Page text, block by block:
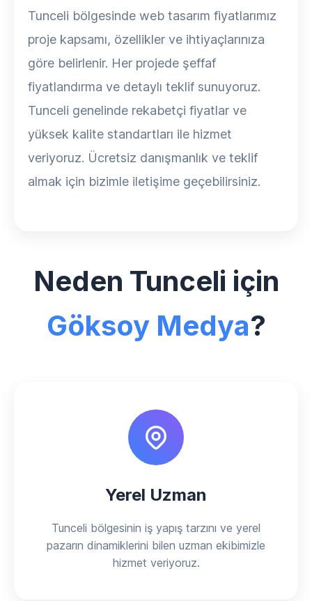
Tunceli bölgesinde web tasarım fiyatlarımız
proje kapsamı, özellikler ve ihtiyaçlarınıza
göre belirlenir. Her projede şeffaf
fiyatlandırma ve detaylı teklif sunuyoruz.
Tunceli genelinde rekabetçi fiyatlar ve
yüksek kalite standartları ile hizmet
veriyoruz. Ücretsiz danışmanlık ve teklif
almak için bizimle iletişime geçebilirsiniz.
Neden Tunceli için
Göksoy Medya?
Yerel Uzman
Tunceli bölgesinin iş yapış tarzını ve yerel
pazarın dinamiklerini bilen uzman ekibimizle
hizmet veriyoruz.